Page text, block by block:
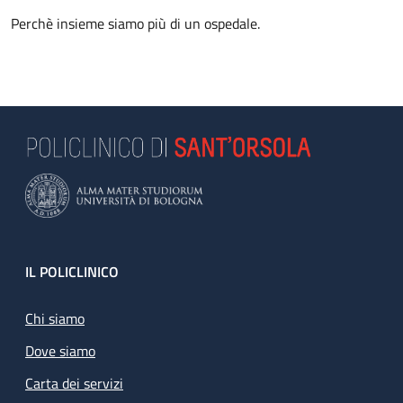
Perchè insieme siamo più di un ospedale.
Footer
IL POLICLINICO
Chi siamo
Dove siamo
Carta dei servizi